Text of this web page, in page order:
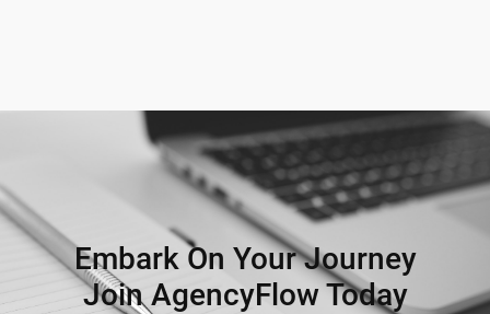
Embark On Your Journey
Join AgencyFlow Today